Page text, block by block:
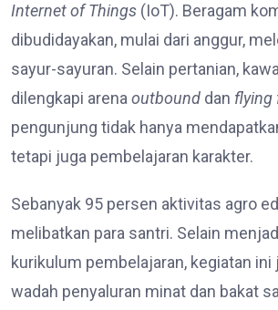
Internet of Things (IoT). Beragam
dibudidayakan, mulai dari anggur,
sayur-sayuran. Selain pertanian,
dilengkapi arenaoutbound dan flying
pengunjung tidak hanya
tetapi juga pembelajaran karakter.
Sebanyak 95 persen aktivitas agro
melibatkan para santri. Selain
kurikulum pembelajaran, kegiatan ini
wadah penyaluran minat dan bakat